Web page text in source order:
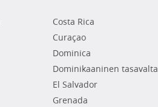
Costa Rica
Curaçao
Dominica
Dominikaaninen tasavalta
El Salvador
Grenada